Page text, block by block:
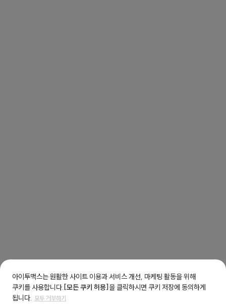
아이투맥스는 원활한 사이트 이용과 서비스 개선, 마케팅 활동을 위해
쿠키를 사용합니다. [모든 쿠키 허용]을 클릭하시면 쿠키 저장에 동의하게
됩니다. 모두 거부하기